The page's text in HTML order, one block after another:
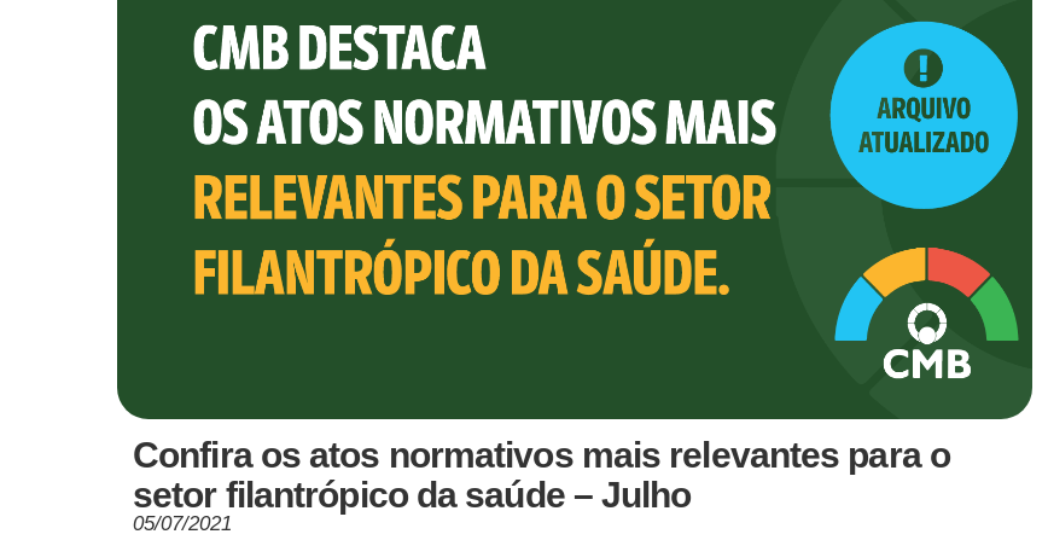
Confira os atos normativos mais relevantes para o
setor filantrópico da saúde – Julho
05/07/2021